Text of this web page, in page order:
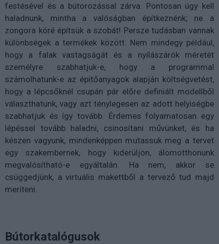
festésével és a bútorozással zárva. Pontosan úgy kell
haladnunk, mintha a valóságban építkeznénk; ne a
zongora köré építsük a szobát! Persze tudásban vannak
különbségek a termékek között. Nem mindegy például,
hogy a falak vastagságát és a nyílászárók méretét
személyre szabhatjuk-e, hogy a programmal
számolhatunk-e az építőanyagok alapján költségvetést,
hogy a lépcsőknél csupán pár előre definiált modellből
választhatunk, vagy azt ténylegesen az adott helyiségbe
szabhatjuk és így tovább. Érdemes folyamatosan egy
lépéssel tovább haladni, csinosítani művünket, és ha
készen vagyunk, mindenképpen mutassuk meg a tervet
egy szakembernek, hogy kiderüljön, álomotthonunk
megvalósítható-e egyáltalán. Ha nem, akkor se
csüggedjünk, a virtuális makettből a tervező tud majd
meríteni.
Bútorkatalógusok